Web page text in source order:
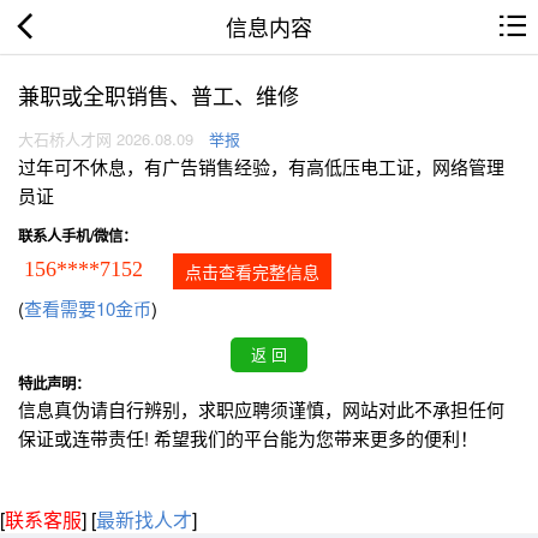
信息内容
兼职或全职销售、普工、维修
大石桥人才网 2026.08.09 举报
过年可不休息，有广告销售经验，有高低压电工证，网络管理
员证
联系人手机/微信：
156****7152 点击查看完整信息
(查看需要10金币)
特此声明：
信息真伪请自行辨别，求职应聘须谨慎，网站对此不承担任何
保证或连带责任! 希望我们的平台能为您带来更多的便利！
[联系客服] [最新找人才]